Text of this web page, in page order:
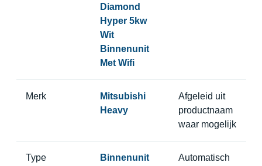
Diamond
Hyper 5kw
Wit
Binnenunit
Met Wifi
Merk
Mitsubishi
Heavy
Afgeleid uit
productnaam
waar mogelijk
Type Binnenunit
Automatisch